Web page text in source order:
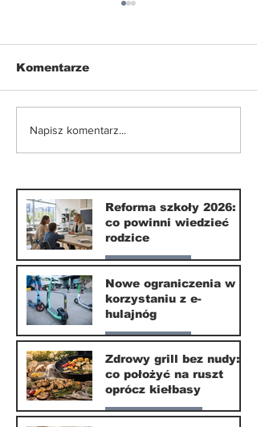
Nowe ograniczenia w
Komentarze
Napisz komentarz...
Reforma szkoły 2026:
co powinni wiedzieć
rodzice
Nasze miasto
10 lip
Nowe ograniczenia w
korzystaniu z e-
hulajnóg
Nasze miasto
3 lip
Zdrowy grill bez nudy:
co położyć na ruszt
oprócz kiełbasy
Zdrowie i uroda